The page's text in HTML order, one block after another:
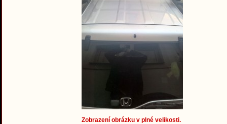
Zobrazení obrázku v plné velikosti.